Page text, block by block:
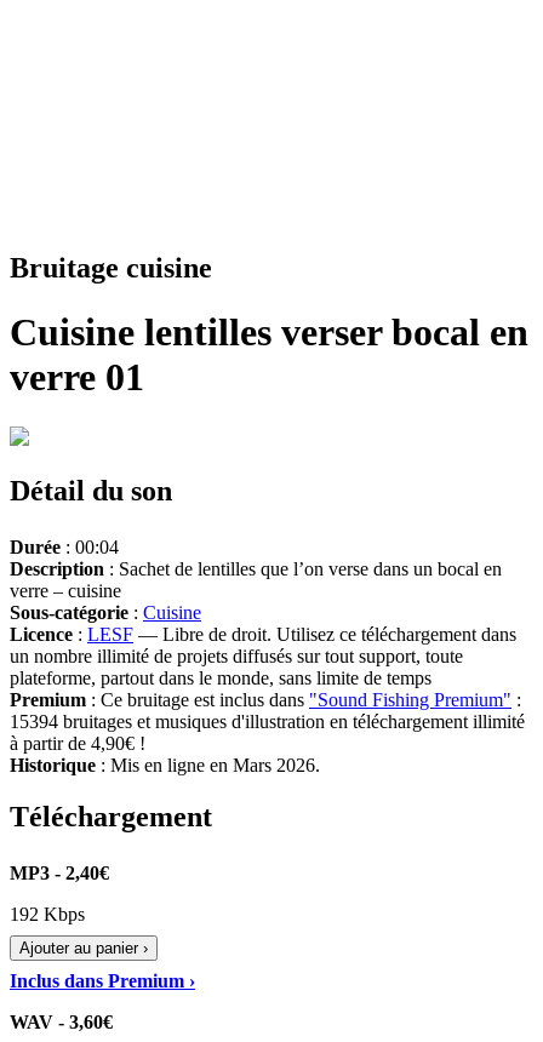
Bruitage cuisine
Cuisine lentilles verser bocal en
verre 01
Détail du son
Durée : 00:04
Description : Sachet de lentilles que l’on verse dans un bocal en
verre – cuisine
Sous-catégorie : Cuisine
Licence : LESF — Libre de droit. Utilisez ce téléchargement dans
un nombre illimité de projets diffusés sur tout support, toute
plateforme, partout dans le monde, sans limite de temps
Premium : Ce bruitage est inclus dans "Sound Fishing Premium" :
15394 bruitages et musiques d'illustration en téléchargement illimité
à partir de 4,90€ !
Historique : Mis en ligne en Mars 2026.
Téléchargement
MP3 - 2,40€
192 Kbps
Ajouter au panier ›
Inclus dans Premium ›
WAV - 3,60€